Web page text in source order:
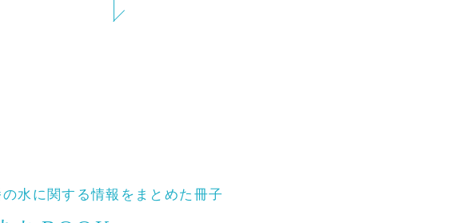
水に関する情報をまとめた冊子